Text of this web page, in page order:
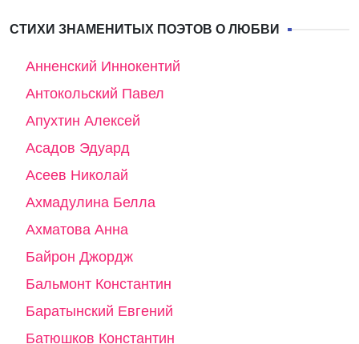
СТИХИ ЗНАМЕНИТЫХ ПОЭТОВ О ЛЮБВИ
Анненский Иннокентий
Антокольский Павел
Апухтин Алексей
Асадов Эдуард
Асеев Николай
Ахмадулина Белла
Ахматова Анна
Байрон Джордж
Бальмонт Константин
Баратынский Евгений
Батюшков Константин